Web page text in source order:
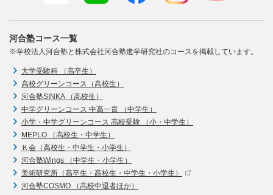
河合塾コース一覧
※学校法人河合塾と株式会社河合塾進学研究社のコースを掲載しています。
大学受験科 （高卒生）
高校グリーンコース（高校生）
河合塾SINKA （高校生）
中学グリーンコース 中高一貫 （中学生）
小学・中学グリーンコース 高校受験 （小・中学生）
MEPLO （高校生・中学生）
Ｋ会（高校生・中学生・小学生）
河合塾Wings （中学生・小学生）
美術研究所（高卒生・高校生・中学生・小学生）
河合塾COSMO （高校中退者ほか）